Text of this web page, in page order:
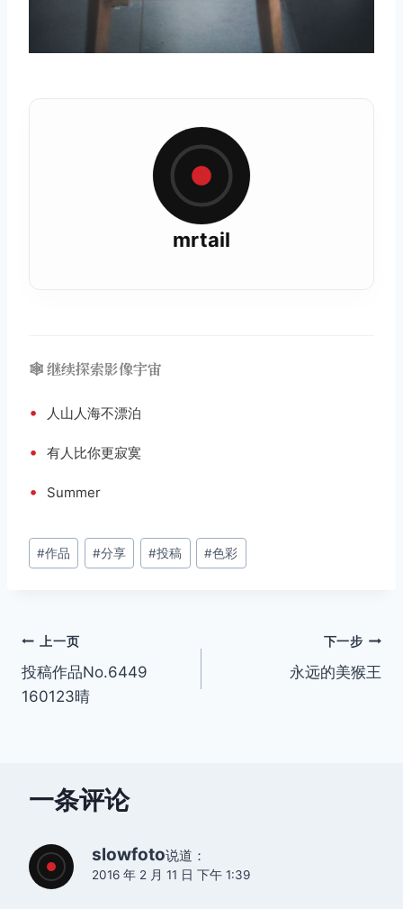
mrtail
🕸️ 继续探索影像宇宙
• 人山人海不漂泊
• 有人比你更寂寞
• Summer
文
章
#作品 #分享 #投稿 #色彩
文
章
上一页
投稿作品No.6449
160123晴
下一步
永远的美猴王
一条评论
slowfoto说道：
2016 年 2 月 11 日 下午 1:39